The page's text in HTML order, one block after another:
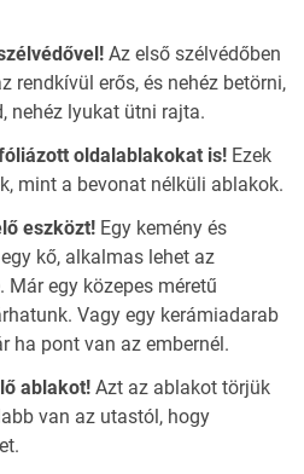
Az első szélvédőben
rendkívül erős, és nehéz betörni,
nehéz lyukat ütni rajta.
oldalablakokat is! Ezek
mint a bevonat nélküli ablakok.
eszközt! Egy kemény és
kő, alkalmas lehet az
Már egy közepes méretű
Vagy egy kerámiadarab
ha pont van az embernél.
ablakot! Azt az ablakot törjük
van az utastól, hogy